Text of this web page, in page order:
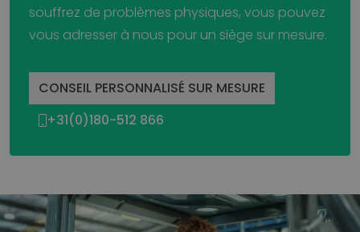
souffrez de problèmes physiques, vous pouvez
vous adresser à nous pour un siège sur mesure.
CONSEIL PERSONNALISÉ SUR MESURE
+31(0)180-512 866